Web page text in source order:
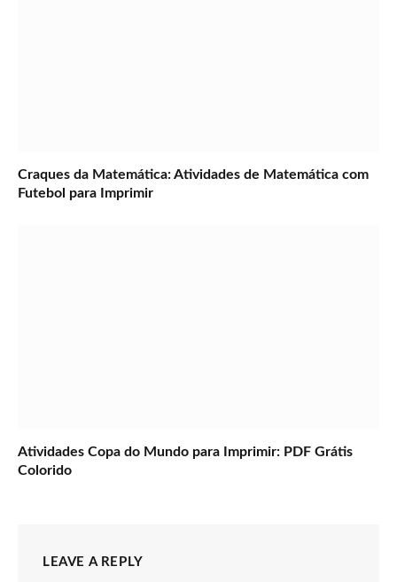
Craques da Matemática: Atividades de Matemática com
Futebol para Imprimir
Atividades Copa do Mundo para Imprimir: PDF Grátis
Colorido
LEAVE A REPLY